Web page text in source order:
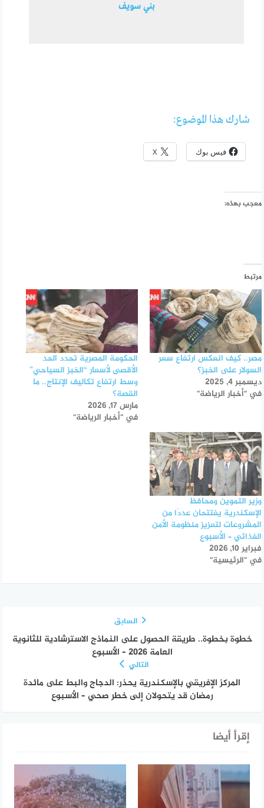
بني سويف
شارك هذا الموضوع:
فيس بوك X
معجب بهذه:
مرتبط
مصر.. كيف انعكس ارتفاع سعر
السولار على الخبز؟
ديسمبر 4, 2025
في "أخبار الرياضة"
الحكومة المصرية تحدد الحد
الأقصى لأسعار “الخبز السياحي”
وسط ارتفاع تكاليف الإنتاج.. ما
القصة؟
مارس 17, 2026
في "أخبار الرياضة"
وزير التموين ومحافظ
الإسكندرية يفتتحان عددًا من
المشروعات لتعزيز منظومة الأمن
الغذائي – الأسبوع
فبراير 10, 2026
في "الرئيسية"
السابق
خطوة بخطوة.. طريقة الحصول على النماذج الاسترشادية للثانوية
العامة 2026 – الأسبوع
التالي
المركز الإفريقي بالإسكندرية يحذر: الدجاج والبط على مائدة
رمضان قد يتحولان إلى خطر صحي – الأسبوع
إقرأ أيضا